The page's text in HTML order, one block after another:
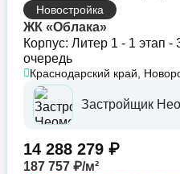
Новостройка
ЖК «Облака»
Корпус: Литер 1 - 1 этап -
очередь
Краснодарский край,
Застройщик
14 288 279 ₽
187 757 ₽/м²